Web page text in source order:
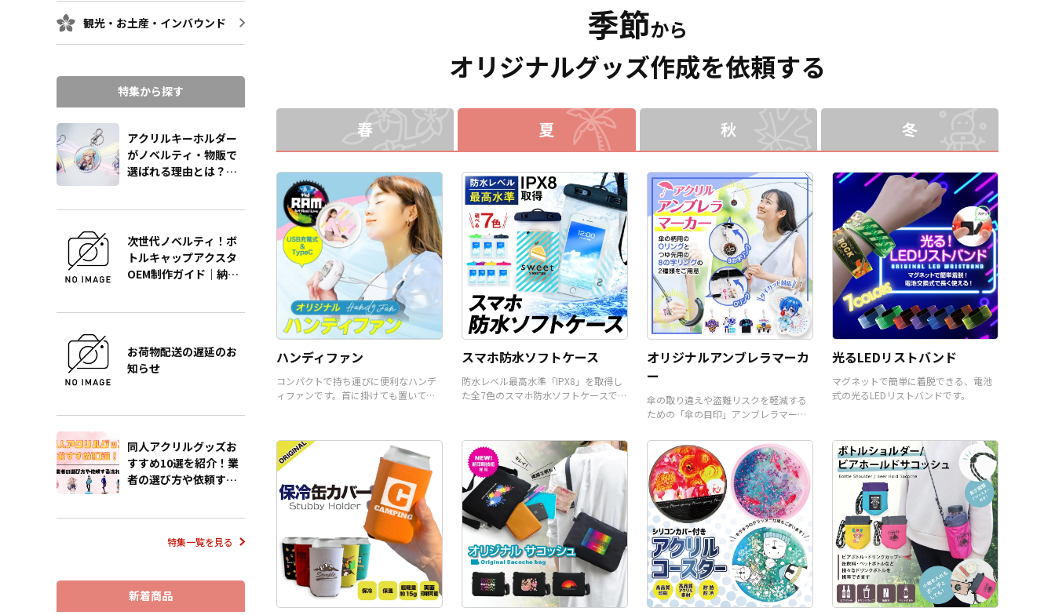
観光・お土産・インバウンド
特集から探す
アクリルキーホルダー
がノベルティ・物販で
選ばれる理由とは？販
次世代ノベルティ！ボ
トルキャップアクスタ
OEM制作ガイド｜納
お荷物配送の遅延のお
知らせ
同人アクリルグッズお
すすめ10選を紹介！業
者の選び方や依頼する
特集一覧を見る
新着商品
承っておりますので、ご不明
点がありましたらお気軽にご
相談ください。
スケースはプレゼントやギフ
トとしても人気が高く、老若
男女多くのエンドユーザー様
がターゲットになるアイテム
り揃えておりますので、お客
様にはデザインをご入稿いた
だくだけで、オリジナル商品
として販売することができま
す。国内生産で小ロットから
の制作も承っておりますの
で、お気軽にご相談くださ
す。 キーホルダー付きなの
で、バッグやポーチに取り付
け、推しへの愛をさりげなく
す。 販売に必要な資材も取り
揃えておりますので、お客様
くだけでオリジナル商品とし
て販売していただくことがで
きます。国内生産で短納期、
小ロットからの制作も承って
おりますので、お気軽にご相
談ください。
整できるので、男性・女性問
わずお使いいただけるユニセ
ックス商品となっておりま
ボディバッグ（ウエストポー
チ）はオリジナルデザインの
アーティストグッズなどのイ
ベントグッズとしても喜ばれ
ます。シンプルなロゴなどを
いれて販促品はもちろん記念
品としてもオススメです。販
売に必要な資材も取り揃えて
おりますので、お客様にはデ
ザインをご入稿いただくだけ
でオリジナル商品として販売
していただくことができま
す。 短納期・小ロットでの対
応も可能ですのでご不明点が
ありましたらお気軽にご相談
ください。
はもちろん、同人イベントで
の販売やコンサートやライブ
適です。販売に必要な資材も
取り揃えておりますので、お
客様にはデザインをご入稿い
ただくだけでオリジナル商品
ができます。 短納期・小ロッ
トでの対応も可能ですのでご
不明点がありましたらお気軽
にご相談ください。
PSE（電気用品安全法）基準
適合製品で、加えて各種「安
全機能」搭載＆耐衝撃設計。
モバイルバイルバッテリーは
なった定番デジタルガジェッ
トですので、老若男女多くの
お客様をターゲットにできる
汎用性の高いオリジナルグッ
ズが制作できます。 専用のブ
リスターパッケージなど、販
売に必要な資材も取り揃えて
おりますので、お客様にはデ
ザインをご入稿いただくだけ
で、オリジナル商品として販
売することができます。お気
軽にご相談ください。
季節から
オリジナルグッズ作成を依頼する
春 夏 秋 冬
ハンディファン
コンパクトで持ち運びに便利なハンデ
ィファンです。首に掛けても置いて使
スマホ防水ソフトケース
防水レベル最高水準「IPX8」を取得し
た全7色のスマホ防水ソフトケースで
オリジナルアンブレラマーカ
ー
傘の取り違えや盗難リスクを軽減する
ための「傘の目印」アンブレラマーカ
光るLEDリストバンド
マグネットで簡単に着脱できる、電池
式の光るLEDリストバンドです。